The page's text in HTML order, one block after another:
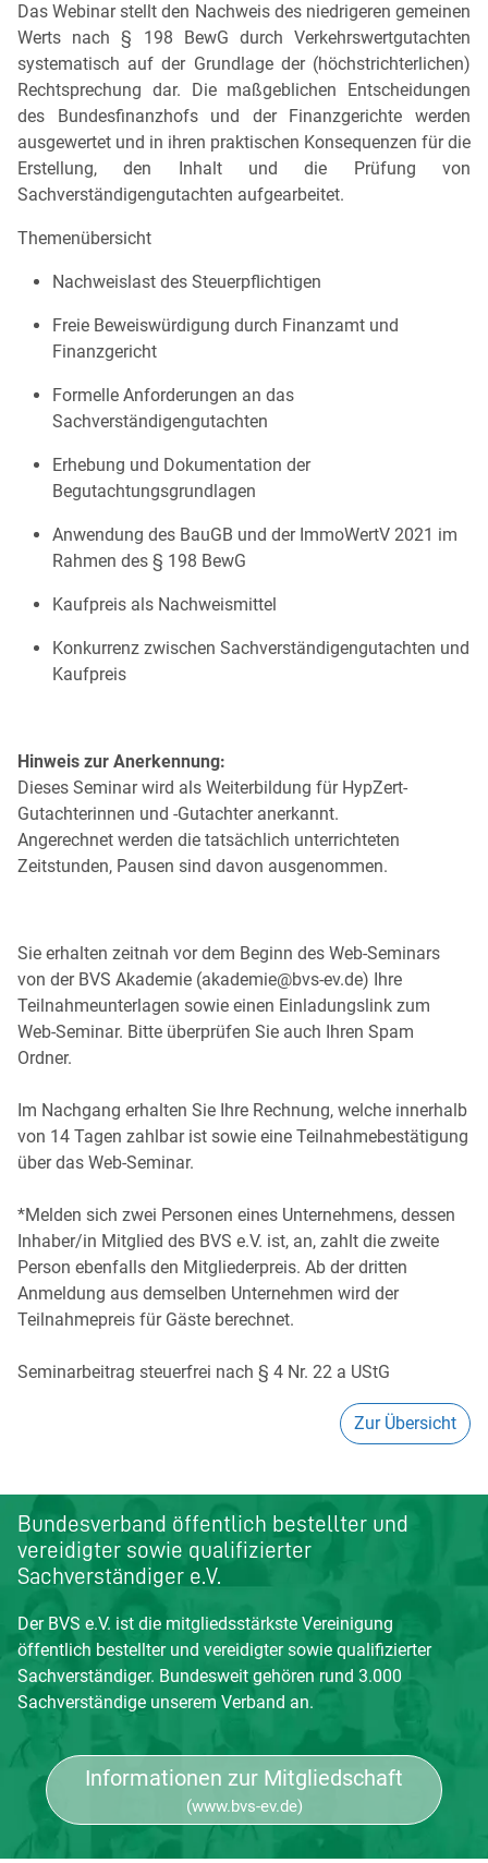
Das Webinar stellt den Nachweis des niedrigeren gemeinen
Werts nach § 198 BewG durch Verkehrswertgutachten
systematisch auf der Grundlage der (höchstrichterlichen)
Rechtsprechung dar. Die maßgeblichen Entscheidungen
des Bundesfinanzhofs und der Finanzgerichte werden
ausgewertet und in ihren praktischen Konsequenzen für die
Erstellung, den Inhalt und die Prüfung von
Sachverständigengutachten aufgearbeitet.
Themenübersicht
Nachweislast des Steuerpflichtigen
Freie Beweiswürdigung durch Finanzamt und
Finanzgericht
Formelle Anforderungen an das
Sachverständigengutachten
Erhebung und Dokumentation der
Begutachtungsgrundlagen
Anwendung des BauGB und der ImmoWertV 2021 im
Rahmen des § 198 BewG
Kaufpreis als Nachweismittel
Konkurrenz zwischen Sachverständigengutachten und
Kaufpreis
Hinweis zur Anerkennung:
Dieses Seminar wird als Weiterbildung für HypZert-
Gutachterinnen und -Gutachter anerkannt.
Angerechnet werden die tatsächlich unterrichteten
Zeitstunden, Pausen sind davon ausgenommen.
Sie erhalten zeitnah vor dem Beginn des Web-Seminars
von der BVS Akademie (akademie​@bvs-ev.de) Ihre
Teilnahmeunterlagen sowie einen Einladungslink zum
Web-Seminar. Bitte überprüfen Sie auch Ihren Spam
Ordner.
Im Nachgang erhalten Sie Ihre Rechnung, welche innerhalb
von 14 Tagen zahlbar ist sowie eine Teilnahmebestätigung
über das Web-Seminar.
*Melden sich zwei Personen eines Unternehmens, dessen
Inhaber/in Mitglied des BVS e.V. ist, an, zahlt die zweite
Person ebenfalls den Mitgliederpreis. Ab der dritten
Anmeldung aus demselben Unternehmen wird der
Teilnahmepreis für Gäste berechnet.
Seminarbeitrag steuerfrei nach § 4 Nr. 22 a UStG
Zur Übersicht
Bundesverband öffentlich bestellter und
vereidigter sowie qualifizierter
Sachverständiger e.V.
Der BVS e.V. ist die mitgliedsstärkste Vereinigung
öffentlich bestellter und vereidigter sowie qualifizierter
Sachverständiger. Bundesweit gehören rund 3.000
Sachverständige unserem Verband an.
Informationen zur Mitgliedschaft
(www.bvs-ev.de)